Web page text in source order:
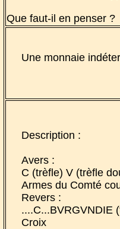
Que faut-il en penser ?
Une monnaie
Description :
Avers :
C (trèfle) V (trèfle
Armes du Comté
Revers :
....C...BVRGVNDIE
Croix